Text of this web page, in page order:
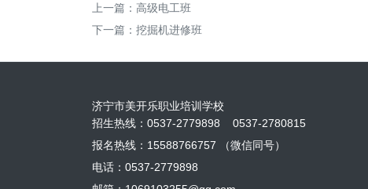
上一篇： 高级电工班
下一篇： 挖掘机进修班
济宁市美开乐职业培训学校
招生热线：0537-2779898 0537-2780815
报名热线：15588766757 （微信同号）
电话：0537-2779898